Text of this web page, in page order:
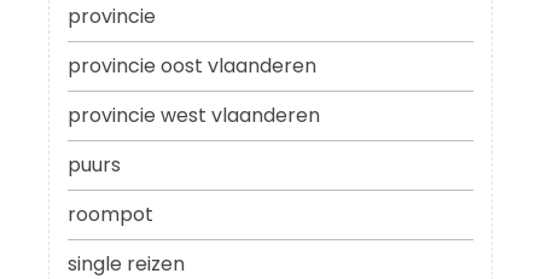
provincie
provincie oost vlaanderen
provincie west vlaanderen
puurs
roompot
single reizen